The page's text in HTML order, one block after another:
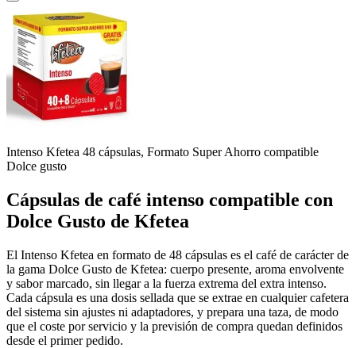
Intenso Kfetea 48 cápsulas, Formato Super Ahorro compatible
Dolce gusto
Cápsulas de café intenso compatible con
Dolce Gusto de Kfetea
El Intenso Kfetea en formato de 48 cápsulas es el café de carácter de
la gama Dolce Gusto de Kfetea: cuerpo presente, aroma envolvente
y sabor marcado, sin llegar a la fuerza extrema del extra intenso.
Cada cápsula es una dosis sellada que se extrae en cualquier cafetera
del sistema sin ajustes ni adaptadores, y prepara una taza, de modo
que el coste por servicio y la previsión de compra quedan definidos
desde el primer pedido.